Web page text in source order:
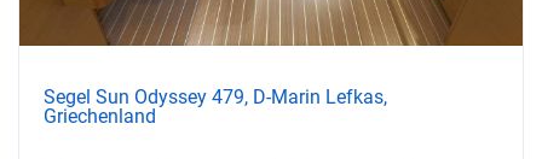
Segel Sun Odyssey 479, D-Marin Lefkas,
Griechenland